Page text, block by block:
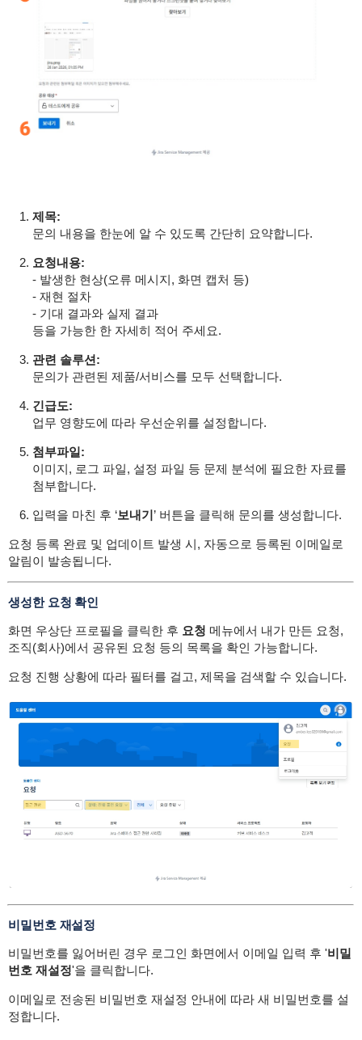
제목:
문의 내용을 한눈에 알 수 있도록 간단히 요약합니다.
요청내용:
- 발생한 현상(오류 메시지, 화면 캡처 등)
- 재현 절차
- 기대 결과와 실제 결과
등을 가능한 한 자세히 적어 주세요.
관련 솔루션:
문의가 관련된 제품/서비스를 모두 선택합니다.
긴급도:
업무 영향도에 따라 우선순위를 설정합니다.
첨부파일:
이미지, 로그 파일, 설정 파일 등 문제 분석에 필요한 자료를
첨부합니다.
입력을 마친 후 ‘보내기’ 버튼을 클릭해 문의를 생성합니다.
요청 등록 완료 및 업데이트 발생 시, 자동으로 등록된 이메일로
알림이 발송됩니다.
생성한 요청 확인
화면 우상단 프로필을 클릭한 후 요청 메뉴에서 내가 만든 요청,
조직(회사)에서 공유된 요청 등의 목록을 확인 가능합니다.
요청 진행 상황에 따라 필터를 걸고, 제목을 검색할 수 있습니다.
비밀번호 재설정
비밀번호를 잃어버린 경우 로그인 화면에서 이메일 입력 후 '비밀
번호 재설정'을 클릭합니다.
이메일로 전송된 비밀번호 재설정 안내에 따라 새 비밀번호를 설
정합니다.